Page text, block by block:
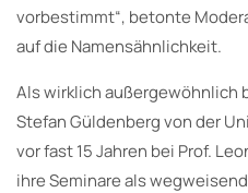
vorbestimmt“, betonte
auf die Namensähnlichkeit.
Als wirklich außergewöhnlich
Stefan Güldenberg von der
vor fast 15 Jahren bei Prof.
ihre Seminare als